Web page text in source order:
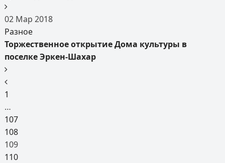
02 Мар 2018
Разное
Торжественное открытие Дома культуры в
поселке Эркен-Шахар
1
…
107
108
109
110